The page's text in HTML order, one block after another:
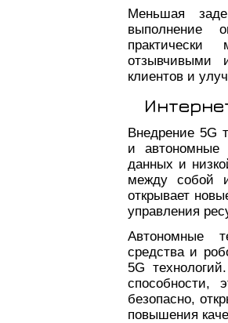
Меньшая
выполнение
практически
отзывчивыми
клиентов и
Внедрение 5G
и автономные
данных и
между собой
открывает
управления
Автономные
средства и
5G
способности,
безопасно,
повышения